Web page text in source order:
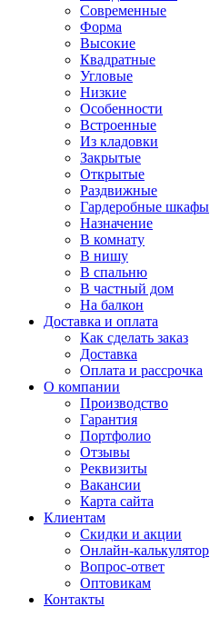
Современные
Форма
Высокие
Квадратные
Угловые
Низкие
Особенности
Встроенные
Из кладовки
Закрытые
Открытые
Раздвижные
Гардеробные шкафы
Назначение
В комнату
В нишу
В спальню
В частный дом
На балкон
Доставка и оплата
Как сделать заказ
Доставка
Оплата и рассрочка
О компании
Производство
Гарантия
Портфолио
Отзывы
Реквизиты
Вакансии
Карта сайта
Клиентам
Скидки и акции
Онлайн-калькулятор
Вопрос-ответ
Оптовикам
Контакты